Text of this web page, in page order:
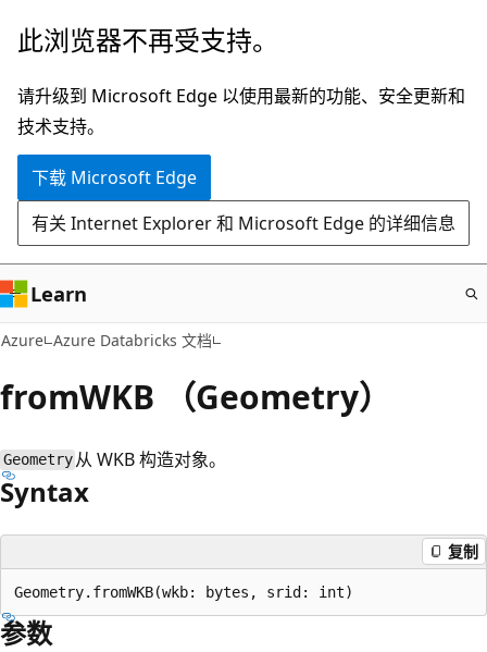
跳
主
要
内
此浏览器不再受支持。
请升级到 Microsoft Edge 以使用最新的功能、安全更新和
技术支持。
下载 Microsoft Edge
有关 Internet Explorer 和 Microsoft Edge 的详细信息
Learn
Azure Azure Databricks 文档
fromWKB （Geometry）
Geometry 从 WKB 构造对象。
Syntax
复制
参数